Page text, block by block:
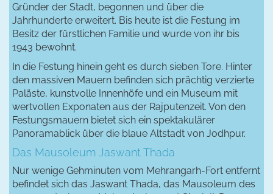
Gründer der Stadt, begonnen und über die
Jahrhunderte erweitert. Bis heute ist die Festung im
Besitz der fürstlichen Familie und wurde von ihr bis
1943 bewohnt.
In die Festung hinein geht es durch sieben Tore. Hinter
den massiven Mauern befinden sich prächtig verzierte
Paläste, kunstvolle Innenhöfe und ein Museum mit
wertvollen Exponaten aus der Rajputenzeit. Von den
Festungsmauern bietet sich ein spektakulärer
Panoramablick über die blaue Altstadt von Jodhpur.
Das Mausoleum Jaswant Thada
Nur wenige Gehminuten vom Mehrangarh-Fort entfernt
befindet sich das Jaswant Thada, das Mausoleum des